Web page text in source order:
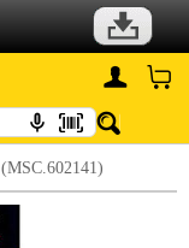
(MSC.602141)